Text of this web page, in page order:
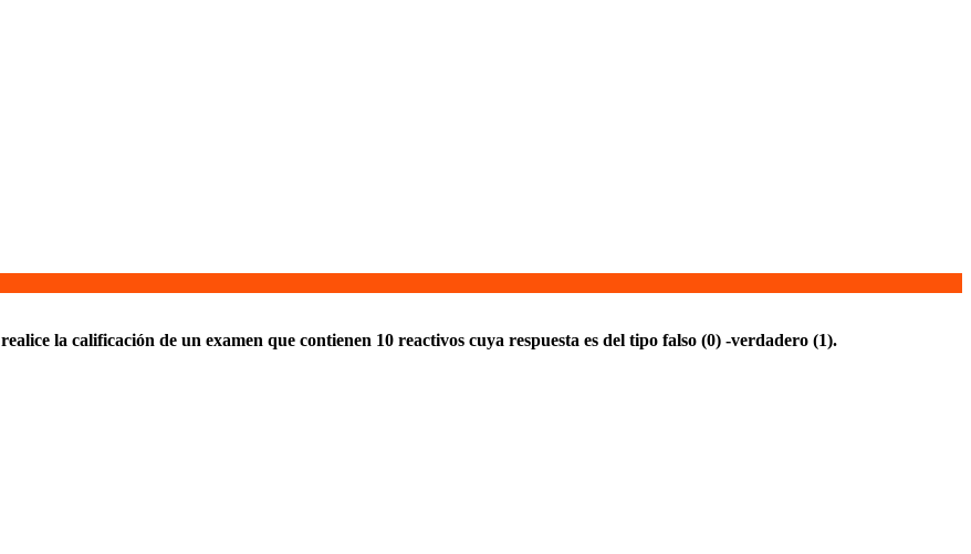
realice la calificación de un examen que contienen 10 reactivos cuya respuesta es del tipo falso (0) -verdadero (1).